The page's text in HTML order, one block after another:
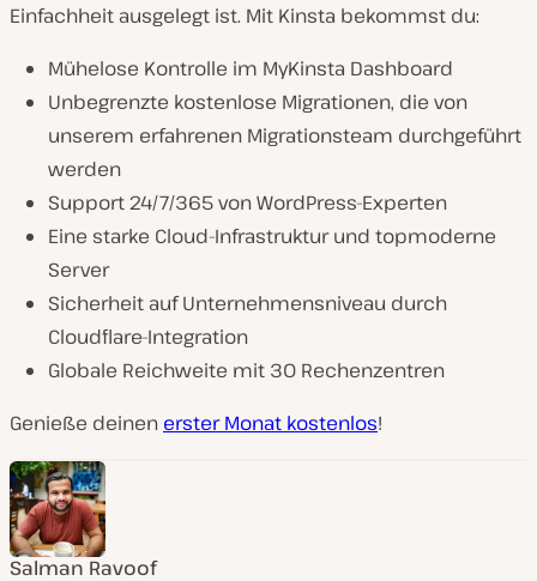
Einfachheit ausgelegt ist. Mit Kinsta bekommst du:
Mühelose Kontrolle im MyKinsta Dashboard
Unbegrenzte kostenlose Migrationen, die von
unserem erfahrenen Migrationsteam durchgeführt
werden
Support 24/7/365 von WordPress-Experten
Eine starke Cloud-Infrastruktur und topmoderne
Server
Sicherheit auf Unternehmensniveau durch
Cloudflare-Integration
Globale Reichweite mit 30 Rechenzentren
Genieße deinen erster Monat kostenlos!
Salman Ravoof